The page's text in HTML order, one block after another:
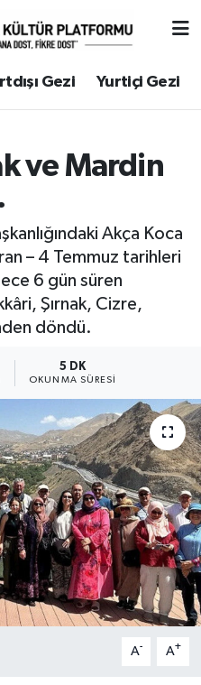
Gezi Yurtiçi Gezi
ve Mardin
Akça Koca
– 4 Temmuz tarihleri
6 gün süren
Şırnak, Cizre,
döndü.
5 DK
OKUNMA SÜRESI
A- A+
Haritası
ve Fikstür